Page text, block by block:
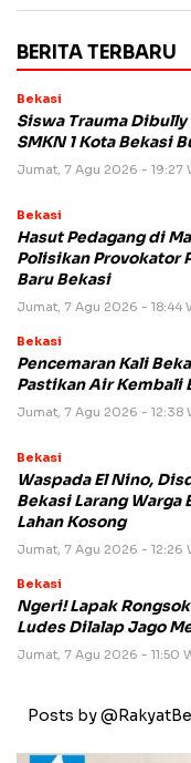
BERITA TERBARU
Bekasi
Siswa Trauma
SMKN 1 Kota Bekasi
Jumat, 7 Agu 2026 - 19:27
Bekasi
Hasut Pedagang di
Polisikan Provokator
Baru Bekasi
Jumat, 7 Agu 2026 - 18:44
Bekasi
Pencemaran Kali
Pastikan Air Kembali
Jumat, 7 Agu 2026 - 12:38
Bekasi
Waspada El Nino,
Bekasi Larang Warga
Lahan Kosong
Jumat, 7 Agu 2026 - 12:26
Bekasi
Ngeri! Lapak
Ludes Dilalap Jago
Jumat, 7 Agu 2026 - 11:50
Posts by